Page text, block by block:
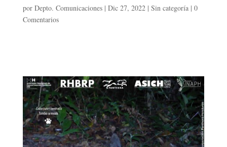
por Depto. Comunicaciones| Dic 27, 2022| Sin categoría| 0
Comentarios